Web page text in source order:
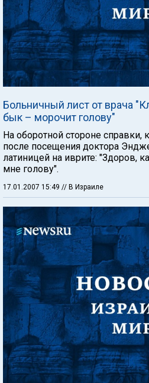
Больничный лист от врача
бык – морочит голову"
На оборотной стороне справки,
после посещения доктора
латиницей на иврите: "Здоров,
мне голову".
17.01.2007 15:49 // В Израиле